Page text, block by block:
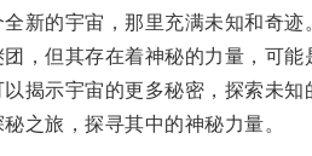
的宇宙，那里充满未知和奇迹
但其存在着神秘的力量，可能
示宇宙的更多秘密，探索未知
旅，探寻其中的神秘力量。